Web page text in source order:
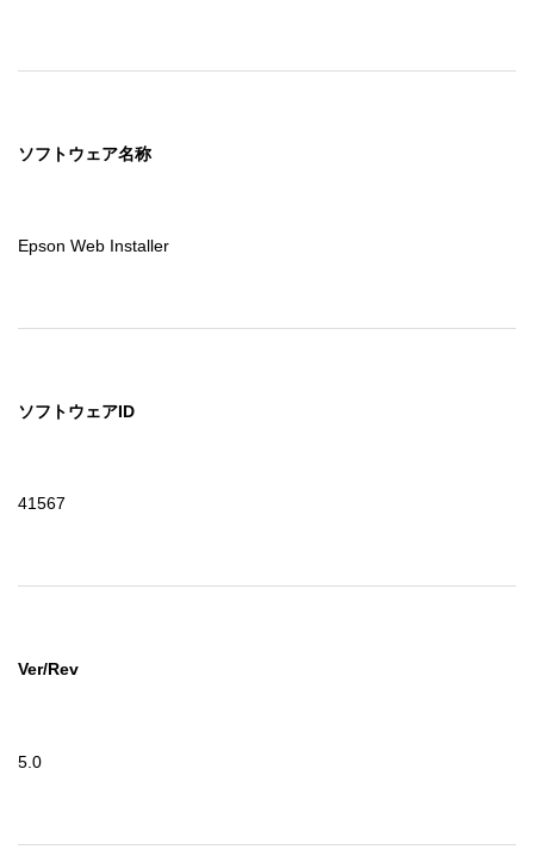
ソフトウェア名称
Epson Web Installer
ソフトウェアID
41567
Ver/Rev
5.0